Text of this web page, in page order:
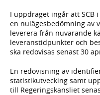
I uppdraget ingår att SCB
en nulägesbedömning av
leverera från nuvarande
leveranstidpunkter och
ska redovisas senast 30
En redovisning av
statistikutvecking samt
till Regeringskansliet